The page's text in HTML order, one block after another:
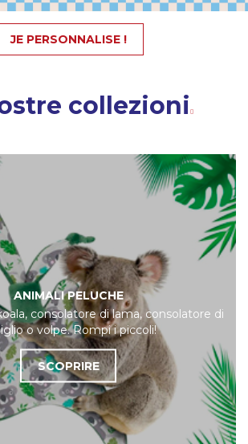
JE PERSONNALISE !
collezioni
ANIMALI PELUCHE
consolatore di lama, consolatore di
o volpe. Rompi i piccoli!
SCOPRIRE